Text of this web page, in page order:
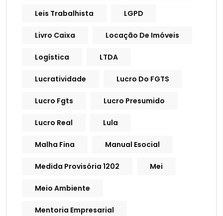
Leis Trabalhista LGPD
Livro Caixa Locação De Imóveis
Logística LTDA
Lucratividade Lucro Do FGTS
Lucro Fgts Lucro Presumido
Lucro Real Lula
Malha Fina Manual Esocial
Medida Provisória 1202 Mei
Meio Ambiente
Mentoria Empresarial